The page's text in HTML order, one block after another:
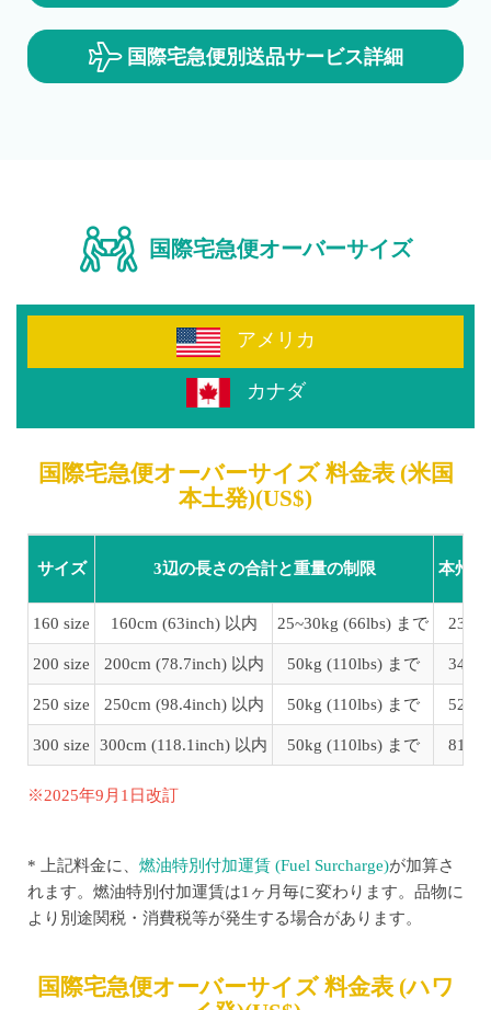
国際宅急便別送品サービス詳細
国際宅急便オーバーサイズ
アメリカ
カナダ
国際宅急便オーバーサイズ 料金表 (米国
本土発)(US$)
サイズ 3辺の長さの合計と重量の制限 本州・
160 size 160cm (63inch) 以内 25~30kg (66lbs) まで 236
200 size 200cm (78.7inch) 以内 50kg (110lbs) まで 347
250 size 250cm (98.4inch) 以内 50kg (110lbs) まで 527
300 size 300cm (118.1inch) 以内 50kg (110lbs) まで 814
※2025年9月1日改訂
* 上記料金に、 燃油特別付加運賃 (Fuel Surcharge)が加算さ
れます。燃油特別付加運賃は1ヶ月毎に変わります。 品物に
より別途関税・消費税等が発生する場合があります。
国際宅急便オーバーサイズ 料金表 (ハワ